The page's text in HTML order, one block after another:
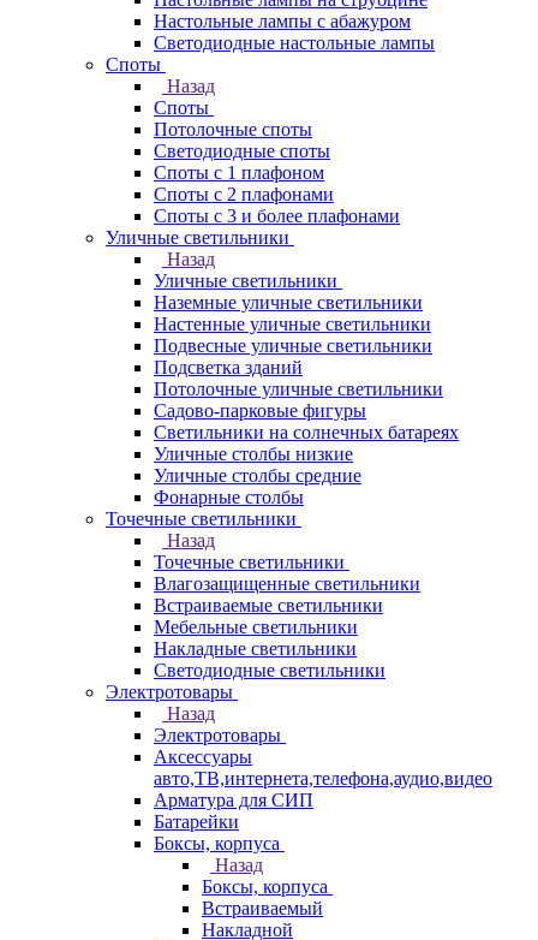
Настольные лампы с абажуром
Светодиодные настольные лампы
Споты
Назад
Споты
Потолочные споты
Светодиодные споты
Споты с 1 плафоном
Споты с 2 плафонами
Споты с 3 и более плафонами
Уличные светильники
Назад
Уличные светильники
Наземные уличные светильники
Настенные уличные светильники
Подвесные уличные светильники
Подсветка зданий
Потолочные уличные светильники
Садово-парковые фигуры
Светильники на солнечных батареях
Уличные столбы низкие
Уличные столбы средние
Фонарные столбы
Точечные светильники
Назад
Точечные светильники
Влагозащищенные светильники
Встраиваемые светильники
Мебельные светильники
Накладные светильники
Светодиодные светильники
Электротовары
Назад
Электротовары
Аксессуары
авто,ТВ,интернета,телефона,аудио,видео
Арматура для СИП
Батарейки
Боксы, корпуса
Назад
Боксы, корпуса
Встраиваемый
Накладной